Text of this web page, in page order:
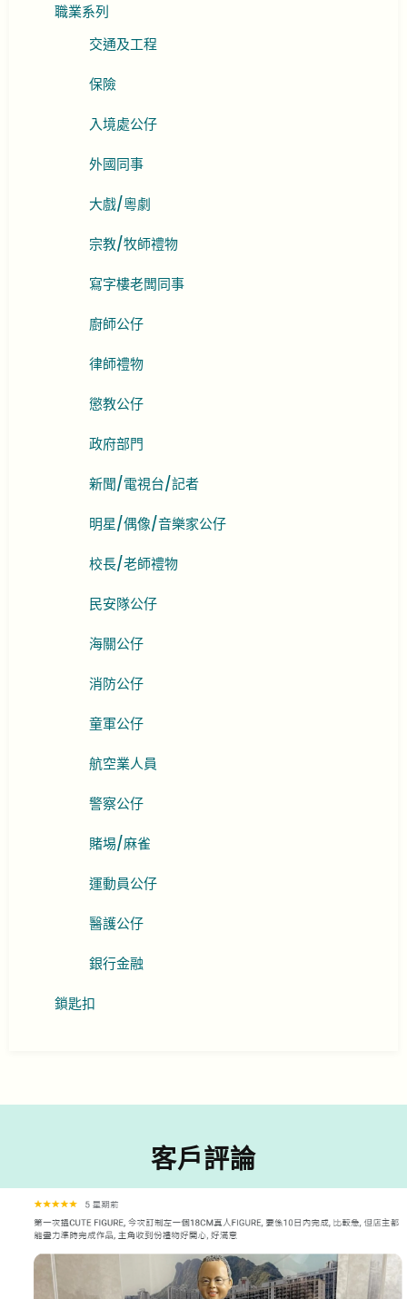
職業系列
交通及工程
保險
入境處公仔
外國同事
大戲/粵劇
宗教/牧師禮物
寫字樓老闆同事
廚師公仔
律師禮物
懲教公仔
政府部門
新聞/電視台/記者
明星/偶像/音樂家公仔
校長/老師禮物
民安隊公仔
海關公仔
消防公仔
童軍公仔
航空業人員
警察公仔
賭埸/麻雀
運動員公仔
醫護公仔
銀行金融
鎖匙扣
客戶評論